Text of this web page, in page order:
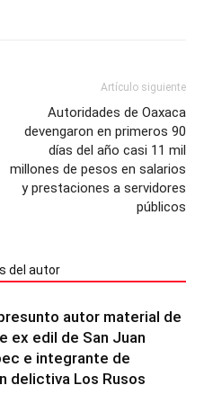
Artículo siguiente
Autoridades de Oaxaca
devengaron en primeros 90
días del año casi 11 mil
millones de pesos en salarios
y prestaciones a servidores
públicos
del autor
autor material de
ex edil de San Juan
e integrante de
delictiva Los Rusos